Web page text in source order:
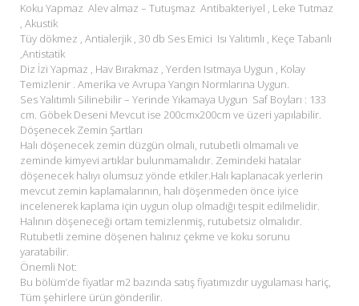
Koku Yapmaz Alev almaz – Tutuşmaz Antibakteriyel , Leke Tutmaz
, Akustik
Tüy dökmez , Antialerjik , 30 db Ses Emici Isı Yalıtımlı , Keçe Tabanlı
,Antistatik
Diz İzi Yapmaz , Hav Bırakmaz , Yerden Isıtmaya Uygun , Kolay
Temizlenir . Amerika ve Avrupa Yangın Normlarına Uygun.
Ses Yalıtımlı Silinebilir – Yerinde Yıkamaya Uygun Saf Boyları : 133
cm. Göbek Deseni Mevcut ise 200cmx200cm ve üzeri yapılabilir.
Döşenecek Zemin Şartları
Halı döşenecek zemin düzgün olmalı, rutubetli olmamalı ve
zeminde kimyevi artıklar bulunmamalıdır. Zemindeki hatalar
döşenecek halıyı olumsuz yönde etkiler.Halı kaplanacak yerlerin
mevcut zemin kaplamalarının, halı döşenmeden önce iyice
incelenerek kaplama için uygun olup olmadığı tespit edilmelidir.
Halının döşeneceği ortam temizlenmiş, rutubetsiz olmalıdır.
Rutubetli zemine döşenen halınız çekme ve koku sorunu
yaratabilir.
Önemli Not:
Bu bölüm’de fiyatlar m2 bazında satış fiyatımızdır uygulaması hariç,
Tüm şehirlere ürün gönderilir.